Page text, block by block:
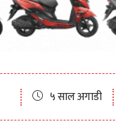
५ साल अगाडी